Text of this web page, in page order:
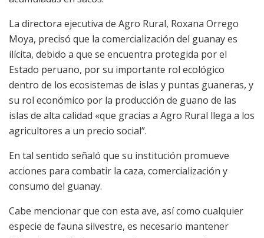
La directora ejecutiva de Agro Rural, Roxana Orrego
Moya, precisó que la comercialización del guanay es
ilícita, debido a que se encuentra protegida por el
Estado peruano, por su importante rol ecológico
dentro de los ecosistemas de islas y puntas guaneras, y
su rol económico por la producción de guano de las
islas de alta calidad «que gracias a Agro Rural llega a los
agricultores a un precio social”.
En tal sentido señaló que su institución promueve
acciones para combatir la caza, comercialización y
consumo del guanay.
Cabe mencionar que con esta ave, así como cualquier
especie de fauna silvestre, es necesario mantener